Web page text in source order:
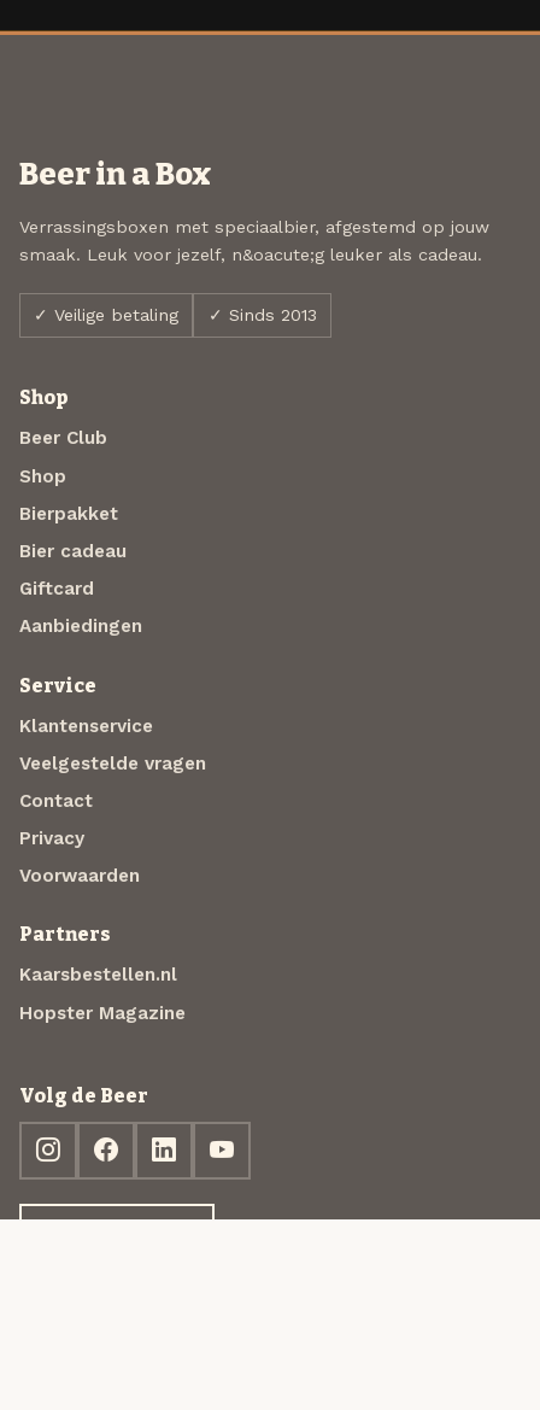
Beer in a Box
Verrassingsboxen met speciaalbier, afgestemd op jouw
smaak. Leuk voor jezelf, n&oacute;g leuker als cadeau.
✓ Veilige betaling ✓ Sinds 2013
Shop
Beer Club
Shop
Bierpakket
Bier cadeau
Giftcard
Aanbiedingen
Service
Klantenservice
Veelgestelde vragen
Contact
Privacy
Voorwaarden
Partners
Kaarsbestellen.nl
Hopster Magazine
Volg de Beer